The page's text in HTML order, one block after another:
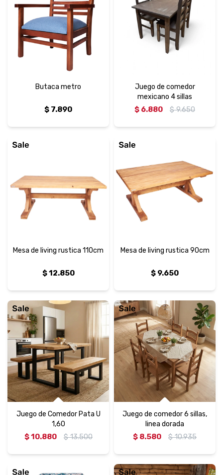
Butaca metro
$ 7.890
Juego de comedor
mexicano 4 sillas
$ 6.880 $ 9.650
Mesa de living rustica 110cm
$12.850
Mesa de living rustica 90cm
$ 9.650
Juego de Comedor Pata U
1,60
$10.880 $ 13.500
Juego de comedor 6 sillas,
linea dorada
$ 8.580 $ 10.935